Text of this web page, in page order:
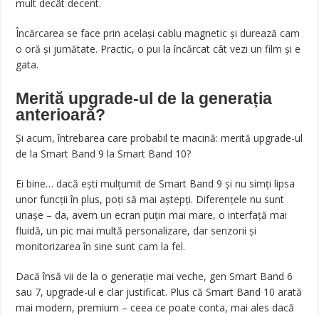
mult decât decent.
Încărcarea se face prin același cablu magnetic și durează cam
o oră și jumătate. Practic, o pui la încărcat cât vezi un film și e
gata.
Merită upgrade-ul de la generația
anterioară?
Și acum, întrebarea care probabil te macină: merită upgrade-ul
de la Smart Band 9 la Smart Band 10?
Ei bine… dacă ești mulțumit de Smart Band 9 și nu simți lipsa
unor funcții în plus, poți să mai aștepți. Diferențele nu sunt
uriașe – da, avem un ecran puțin mai mare, o interfață mai
fluidă, un pic mai multă personalizare, dar senzorii și
monitorizarea în sine sunt cam la fel.
Dacă însă vii de la o generație mai veche, gen Smart Band 6
sau 7, upgrade-ul e clar justificat. Plus că Smart Band 10 arată
mai modern, premium – ceea ce poate conta, mai ales dacă